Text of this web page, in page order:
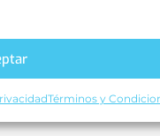
Términos y